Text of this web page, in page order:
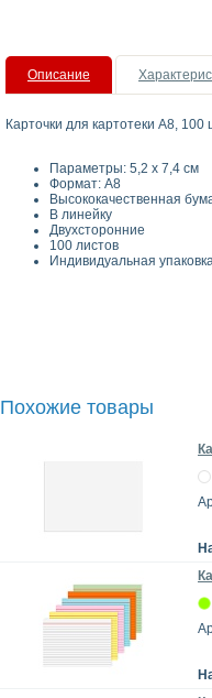
Описание
Карточки для картотеки А8, 100
Параметры: 5,2 х 7,4 см
Формат: А8
Высококачественная
В линейку
Двухсторонние
100 листов
Индивидуальная
Похожие товары